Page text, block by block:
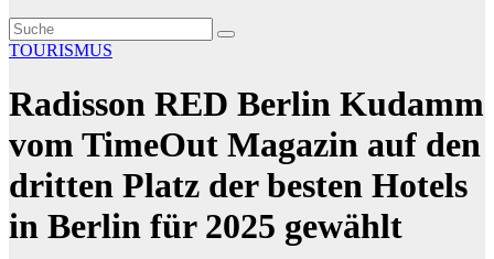
TOURISMUS
Radisson RED Berlin Kudamm
vom TimeOut Magazin auf den
dritten Platz der besten Hotels
in Berlin für 2025 gewählt